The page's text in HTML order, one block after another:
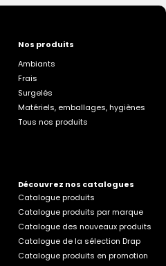
Nos produits
Ambiants
Frais
Surgelés
Matériels, emballages, hygiènes
Tous nos produits
Découvrez nos catalogues
Catalogue produits
Catalogue produits par marque
Catalogue des nouveaux produits
Catalogue de la sélection Drap
Catalogue produits en promotion